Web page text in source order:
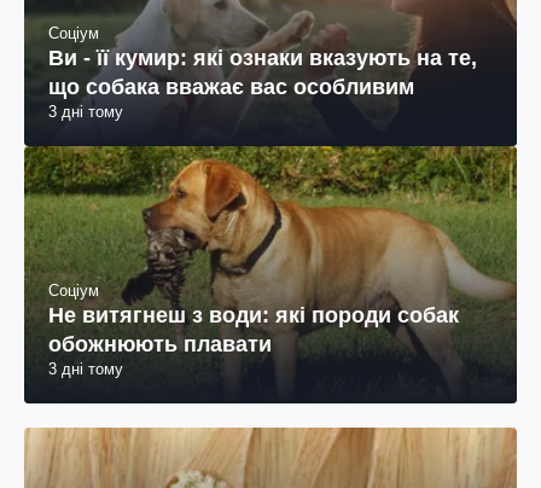
Соціум
Ви - її кумир: які ознаки вказують на те,
що собака вважає вас особливим
3 дні тому
Соціум
Не витягнеш з води: які породи собак
обожнюють плавати
3 дні тому